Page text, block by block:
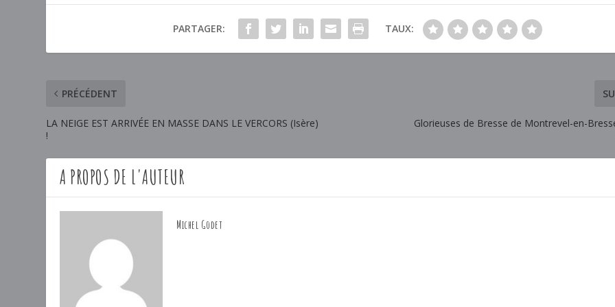
PARTAGER: TAUX:
PRÉCÉDENT
LA NEIGE EST ARRIVÉE EN MASSE DANS LE VERCORS (Isère)
!
Glorieuses de Bresse de Montrevel-en-
A PROPOS DE L'AUTEUR
Michel Godet